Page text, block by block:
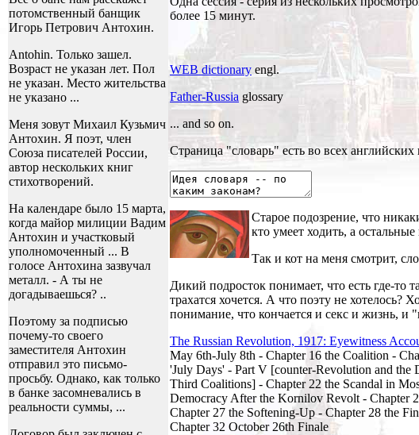
потомственный банщик
Игорь Петрович Антохин.
Antohin. Только зашел.
Возраст не указан лет. Пол
не указан. Место жительства
не указано ...
Меня зовут Михаил Кузьмич
Антохин. Я поэт, член
Союза писателей России,
автор нескольких книг
стихотворений.
На календаре было 15 марта,
когда майор милиции Вадим
Антохин и участковый
уполномоченный ... В
голосе Антохина зазвучал
металл. - А ты не
догадываешься? ..
Поэтому за подписью
почему-то своего
заместителя Антохин
отправил это письмо-
просьбу. Однако, как только
в банке засомневались в
реальности суммы, ...
более 15 минут.
WEB dictionary engl.
Father-Russia glossary
... and so on.
Страница "словарь" есть во всех английских
Старое подозрение, что
кто умеет ходить, а
Так и кот на меня смотрит,
Дикий подросток понимает, что есть где-
трахатся хочется. А что поэту не
понимание, что кончается и секс и жизнь, и
The Russian Revolution, 1917: Eyewitness
May 6th-July 8th - Chapter 16 the Coalition -
'July Days' - Part V [counter-Revolution and the
Third Coalitions] - Chapter 22 the Scandal in
Democracy After the Kornilov Revolt - Chapter
Chapter 27 the Softening-Up - Chapter 28 the
Chapter 32 October 26th Finale